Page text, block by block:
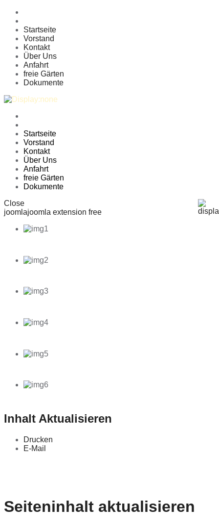
Startseite
Vorstand
Kontakt
Über Uns
Anfahrt
freie Gärten
Dokumente
Startseite
Vorstand
Kontakt
Über Uns
Anfahrt
freie Gärten
Dokumente
Close
joomlajoomla extension free
Inhalt Aktualisieren
Drucken
E-Mail
Seiteninhalt aktualisieren